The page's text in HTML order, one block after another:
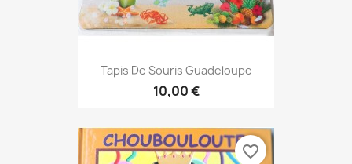
Tapis De Souris Guadeloupe
10,00 €
favorite_border